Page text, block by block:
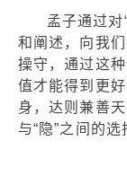
孟子通过对
和阐述，向我
操守，通过这
值才能得到更
身，达则兼善
与“隐”之间的选